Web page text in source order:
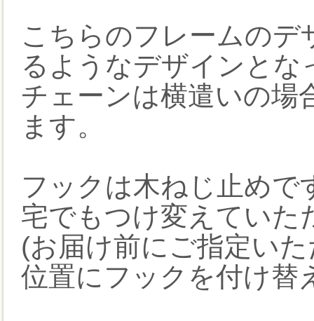
こちらのフレームの
るようなデザインとな
チェーンは横遣いの場
ます。
フックは木ねじ止めで
宅でもつけ変えていた
(お届け前にご指定い
位置にフックを付け替